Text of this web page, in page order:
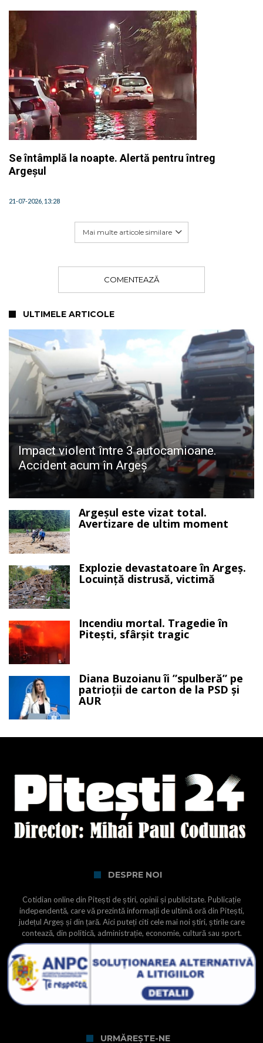
Se întâmplă la noapte. Alertă pentru întreg
Argeșul
21-07-2026, 13:28
Mai multe articole similare
COMENTEAZĂ
ULTIMELE ARTICOLE
Impact violent între 3 autocamioane.
Accident acum în Argeș
Argeșul este vizat total.
Avertizare de ultim moment
Explozie devastatoare în Argeș.
Locuință distrusă, victimă
Incendiu mortal. Tragedie în
Pitești, sfârșit tragic
Diana Buzoianu îi ”spulberă” pe
patrioții de carton de la PSD și
AUR
DESPRE NOI
Cotidian online din Pitești de știri, opinii și publicitate. Publicație
independentă, care vă prezintă informații de ultimă oră din Pitești,
județul Argeș și din țară. Aici puteți citi cele mai noi știri, știrile care
contează, din politică, administrație, economie, cultură sau sport.
URMĂREȘTE-NE